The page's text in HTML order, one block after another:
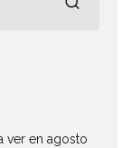
ver en agosto